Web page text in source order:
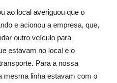
ao local averiguou que o
e acionou a empresa, que,
outro veículo para
estavam no local e o
Para a nossa
mesma linha estavam com o